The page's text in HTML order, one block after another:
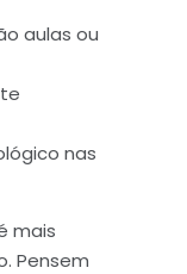
aulas ou
nas
mais
Pensem